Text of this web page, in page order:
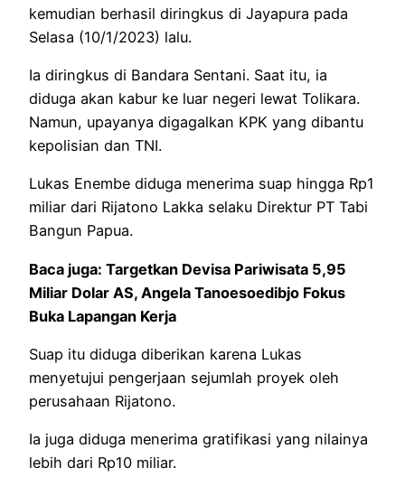
kemudian berhasil diringkus di Jayapura pada
Selasa (10/1/2023) lalu.
Ia diringkus di Bandara Sentani. Saat itu, ia
diduga akan kabur ke luar negeri lewat Tolikara.
Namun, upayanya digagalkan KPK yang dibantu
kepolisian dan TNI.
Lukas Enembe diduga menerima suap hingga Rp1
miliar dari Rijatono Lakka selaku Direktur PT Tabi
Bangun Papua.
Baca juga: Targetkan Devisa Pariwisata 5,95
Miliar Dolar AS, Angela Tanoesoedibjo Fokus
Buka Lapangan Kerja
Suap itu diduga diberikan karena Lukas
menyetujui pengerjaan sejumlah proyek oleh
perusahaan Rijatono.
Ia juga diduga menerima gratifikasi yang nilainya
lebih dari Rp10 miliar.